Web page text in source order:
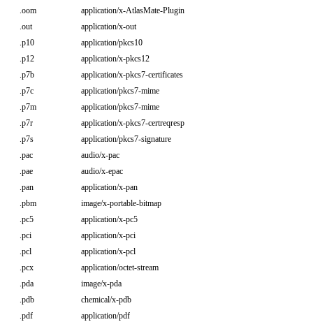
.oom
application/x-AtlasMate-Plugin
.out
application/x-out
.p10
application/pkcs10
.p12
application/x-pkcs12
.p7b
application/x-pkcs7-certificates
.p7c
application/pkcs7-mime
.p7m
application/pkcs7-mime
.p7r
application/x-pkcs7-certreqresp
.p7s
application/pkcs7-signature
.pac
audio/x-pac
.pae
audio/x-epac
.pan
application/x-pan
.pbm
image/x-portable-bitmap
.pc5
application/x-pc5
.pci
application/x-pci
.pcl
application/x-pcl
.pcx
application/octet-stream
.pda
image/x-pda
.pdb
chemical/x-pdb
.pdf
application/pdf